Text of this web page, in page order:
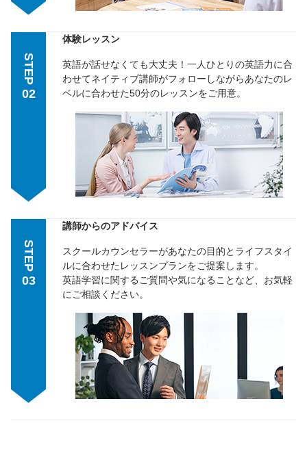
STEP
02
体験レッスン
英語が話せなくても大丈夫！一人ひとりの英語力に合
わせてネイティブ講師がフォローしながらあなたのレ
ベルに合わせた50分のレッスンをご用意。
STEP
03
講師からのアドバイス
スクールカウンセラーがあなたの目的とライフスタイ
ルに合わせたレッスンプランをご提案します。
英語学習に関するご質問や気になることなど、お気軽
にご相談ください。